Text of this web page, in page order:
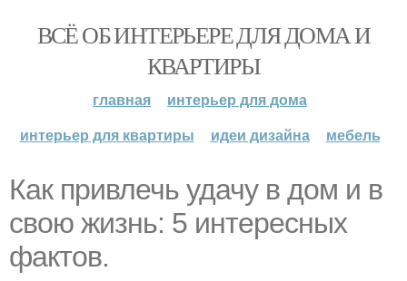
ВСЁ ОБ ИНТЕРЬЕРЕ ДЛЯ ДОМА И
КВАРТИРЫ
главная
интерьер для дома
интерьер для квартиры
идеи дизайна мебель
Как привлечь удачу в дом и в
свою жизнь: 5 интересных
фактов.